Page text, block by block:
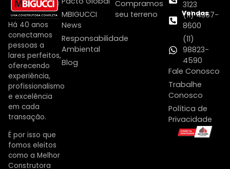
Há 40 anos
conectamos
pessoas a
lares perfeitos,
oferecendo
experiência,
profissionalismo
e excelência
em cada
transação.
É por isso que
fomos eleitos
como a Melhor
Construtora
MBIGUCCI
News
Responsabilidade
Ambiental
Blog
Compramos
seu terreno
3123
Vendas
(11) 4367-
8600
(11)
98823-
4590
Fale Conosco
Trabalhe
Conosco
Política de
Privacidade